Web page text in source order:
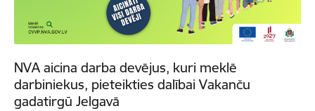
NVA aicina darba devējus, kuri meklē
darbiniekus, pieteikties dalībai Vakanču
gadatirgū Jelgavā